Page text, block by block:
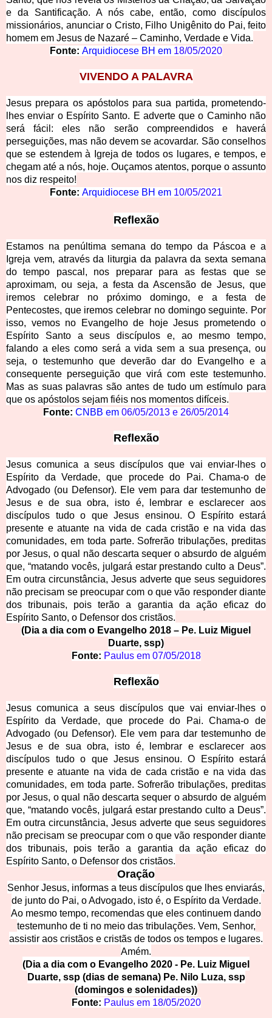
e da Santificação. A nós cabe, então, como discípulos
missionários, anunciar o Cristo, Filho Unigênito do Pai, feito
homem em Jesus de Nazaré – Caminho, Verdade e Vida.
Fonte: Arquidiocese BH em 18/05/2020
VIVENDO A PALAVRA
Jesus prepara os apóstolos para sua partida, prometendo-
lhes enviar o Espírito Santo. E adverte que o Caminho não
será fácil: eles não serão compreendidos e haverá
perseguições, mas não devem se acovardar. São conselhos
que se estendem à Igreja de todos os lugares, e tempos, e
chegam até a nós, hoje. Ouçamos atentos, porque o assunto
nos diz respeito!
Fonte: Arquidiocese BH em 10/05/2021
Reflexão
Estamos na penúltima semana do tempo da Páscoa e a
Igreja vem, através da liturgia da palavra da sexta semana
do tempo pascal, nos preparar para as festas que se
aproximam, ou seja, a festa da Ascensão de Jesus, que
iremos celebrar no próximo domingo, e a festa de
Pentecostes, que iremos celebrar no domingo seguinte. Por
isso, vemos no Evangelho de hoje Jesus prometendo o
Espírito Santo a seus discípulos e, ao mesmo tempo,
falando a eles como será a vida sem a sua presença, ou
seja, o testemunho que deverão dar do Evangelho e a
consequente perseguição que virá com este testemunho.
Mas as suas palavras são antes de tudo um estímulo para
que os apóstolos sejam fiéis nos momentos difíceis.
Fonte: CNBB em 06/05/2013 e 26/05/2014
Reflexão
Jesus comunica a seus discípulos que vai enviar-lhes o
Espírito da Verdade, que procede do Pai. Chama-o de
Advogado (ou Defensor). Ele vem para dar testemunho de
Jesus e de sua obra, isto é, lembrar e esclarecer aos
discípulos tudo o que Jesus ensinou. O Espírito estará
presente e atuante na vida de cada cristão e na vida das
comunidades, em toda parte. Sofrerão tribulações, preditas
por Jesus, o qual não descarta sequer o absurdo de alguém
que, “matando vocês, julgará estar prestando culto a Deus”.
Em outra circunstância, Jesus adverte que seus seguidores
não precisam se preocupar com o que vão responder diante
dos tribunais, pois terão a garantia da ação eficaz do
Espírito Santo, o Defensor dos cristãos.
(Dia a dia com o Evangelho 2018 – Pe. Luiz Miguel
Duarte, ssp)
Fonte: Paulus em 07/05/2018
Reflexão
Jesus comunica a seus discípulos que vai enviar-lhes o
Espírito da Verdade, que procede do Pai. Chama-o de
Advogado (ou Defensor). Ele vem para dar testemunho de
Jesus e de sua obra, isto é, lembrar e esclarecer aos
discípulos tudo o que Jesus ensinou. O Espírito estará
presente e atuante na vida de cada cristão e na vida das
comunidades, em toda parte. Sofrerão tribulações, preditas
por Jesus, o qual não descarta sequer o absurdo de alguém
que, “matando vocês, julgará estar prestando culto a Deus”.
Em outra circunstância, Jesus adverte que seus seguidores
não precisam se preocupar com o que vão responder diante
dos tribunais, pois terão a garantia da ação eficaz do
Espírito Santo, o Defensor dos cristãos.
Oração
Senhor Jesus, informas a teus discípulos que lhes enviarás,
de junto do Pai, o Advogado, isto é, o Espírito da Verdade.
Ao mesmo tempo, recomendas que eles continuem dando
testemunho de ti no meio das tribulações. Vem, Senhor,
assistir aos cristãos e cristãs de todos os tempos e lugares.
Amém.
(Dia a dia com o Evange lho 2020 - Pe. Luiz Miguel
Duarte, ssp (dias de semana) Pe. Nilo Luza, ssp
(domingos e solenidades))
Fonte: Paulus em 18/05/2020